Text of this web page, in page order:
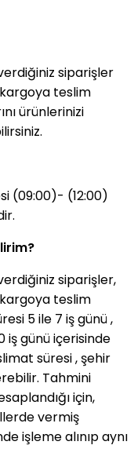
siparişler
kargoya teslim
ürünlerinizi
(09:00)- (12:00)
siparişler,
kargoya teslim
5 ile 7 iş günü ,
iş günü içerisinde
süresi , şehir
Tahmini
için,
vermiş
işleme alınıp aynı